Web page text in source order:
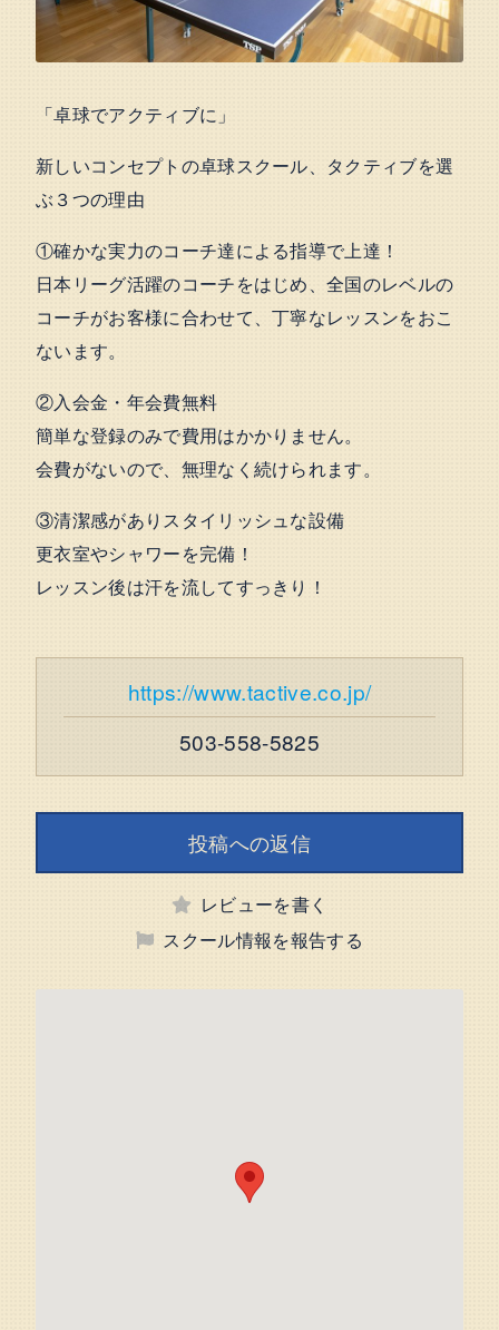
「卓球でアクティブに」
新しいコンセプトの卓球スクール、タクティブを選
ぶ３つの理由
①確かな実力のコーチ達による指導で上達！
日本リーグ活躍のコーチをはじめ、全国のレベルの
コーチがお客様に合わせて、丁寧なレッスンをおこ
ないます。
②入会金・年会費無料
簡単な登録のみで費用はかかりません。
会費がないので、無理なく続けられます。
③清潔感がありスタイリッシュな設備
更衣室やシャワーを完備！
レッスン後は汗を流してすっきり！
https://www.tactive.co.jp/
503-558-5825
投稿への返信
レビューを書く
スクール情報を報告する